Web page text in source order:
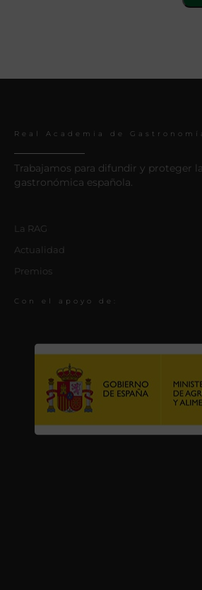
Real Academia de
Trabajamos para difundir y proteger
gastronómica española.
La RAG
Actualidad
Premios
Con el apoyo de: